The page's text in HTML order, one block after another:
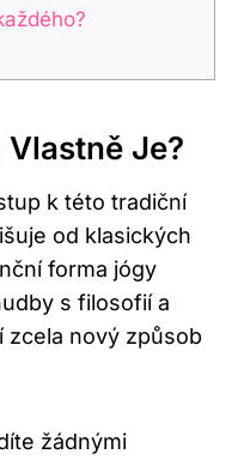
Vlastně Je?
k této tradiční
od klasických
forma jógy
s filosofií a
‍zcela‍ nový způsob
žádnými